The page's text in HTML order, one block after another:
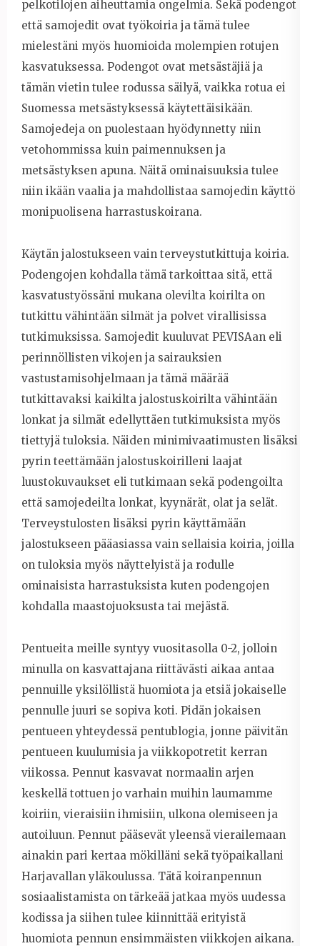
pelkotilojen aiheuttamia ongelmia. Sekä podengot
että samojedit ovat työkoiria ja tämä tulee
mielestäni myös huomioida molempien rotujen
kasvatuksessa. Podengot ovat metsästäjiä ja
tämän vietin tulee rodussa säilyä, vaikka rotua ei
Suomessa metsästyksessä käytettäisikään.
Samojedeja on puolestaan hyödynnetty niin
vetohommissa kuin paimennuksen ja
metsästyksen apuna. Näitä ominaisuuksia tulee
niin ikään vaalia ja mahdollistaa samojedin käyttö
monipuolisena harrastuskoirana.
Käytän jalostukseen vain terveystutkittuja koiria.
Podengojen kohdalla tämä tarkoittaa sitä, että
kasvatustyössäni mukana olevilta koirilta on
tutkittu vähintään silmät ja polvet virallisissa
tutkimuksissa. Samojedit kuuluvat PEVISAan eli
perinnöllisten vikojen ja sairauksien
vastustamisohjelmaan ja tämä määrää
tutkittavaksi kaikilta jalostuskoirilta vähintään
lonkat ja silmät edellyttäen tutkimuksista myös
tiettyjä tuloksia. Näiden minimivaatimusten lisäksi
pyrin teettämään jalostuskoirilleni laajat
luustokuvaukset eli tutkimaan sekä podengoilta
että samojedeilta lonkat, kyynärät, olat ja selät.
Terveystulosten lisäksi pyrin käyttämään
jalostukseen pääasiassa vain sellaisia koiria, joilla
on tuloksia myös näyttelyistä ja rodulle
ominaisista harrastuksista kuten podengojen
kohdalla maastojuoksusta tai mejästä.
Pentueita meille syntyy vuositasolla 0-2, jolloin
minulla on kasvattajana riittävästi aikaa antaa
pennuille yksilöllistä huomiota ja etsiä jokaiselle
pennulle juuri se sopiva koti. Pidän jokaisen
pentueen yhteydessä pentublogia, jonne päivitän
pentueen kuulumisia ja viikkopotretit kerran
viikossa. Pennut kasvavat normaalin arjen
keskellä tottuen jo varhain muihin laumamme
koiriin, vieraisiin ihmisiin, ulkona olemiseen ja
autoiluun. Pennut pääsevät yleensä vierailemaan
ainakin pari kertaa mökilläni sekä työpaikallani
Harjavallan yläkoulussa. Tätä koiranpennun
sosiaalistamista on tärkeää jatkaa myös uudessa
kodissa ja siihen tulee kiinnittää erityistä
huomiota pennun ensimmäisten viikkojen aikana.